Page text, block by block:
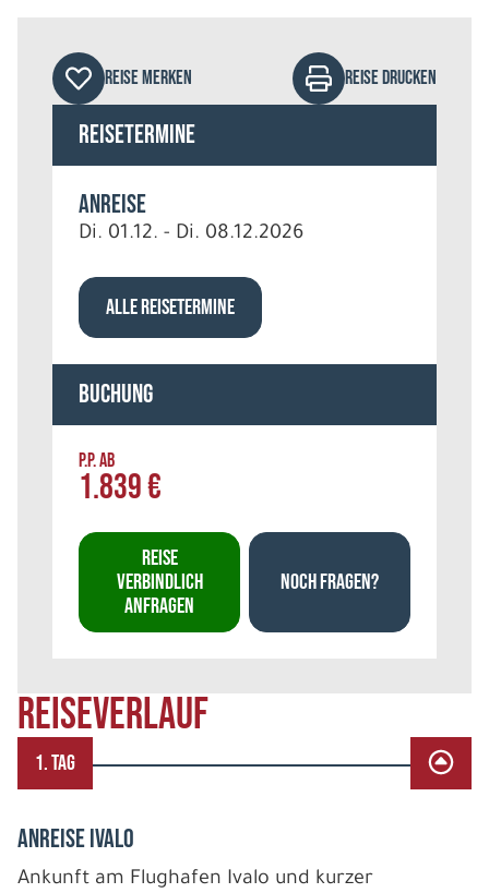
REISEVERLAUF
1. TAG
ANREISE IVALO
Ankunft am Flughafen Ivalo und kurzer
REISE MERKEN REISE DRUCKEN
Reisetermine
Anreise
Di. 01.12. - Di. 08.12.2026
ALLE REISETERMINE
Buchung
P.P. AB
1.839 €
REISE
VERBINDLICH
ANFRAGEN
NOCH FRAGEN?